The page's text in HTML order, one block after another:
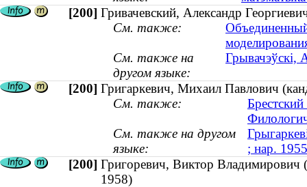
[200] Гривачевский, Александр
См. также:
См. также на
другом языке:
Грывачэўскі,
[200] Григаркевич, Михаил Павлович
См. также:
См. также на другом
языке:
; нар.
[200] Григоревич, Виктор Владимирович
1958)